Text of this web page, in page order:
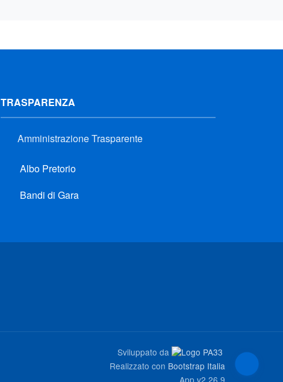
TRASPARENZA
Amministrazione Trasparente
Albo Pretorio
Bandi di Gara
Sviluppato da
Realizzato con Bootstrap Italia